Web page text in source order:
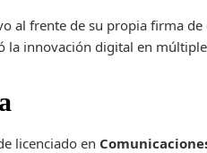
al frente de su propia firma
innovación digital en
licenciado en